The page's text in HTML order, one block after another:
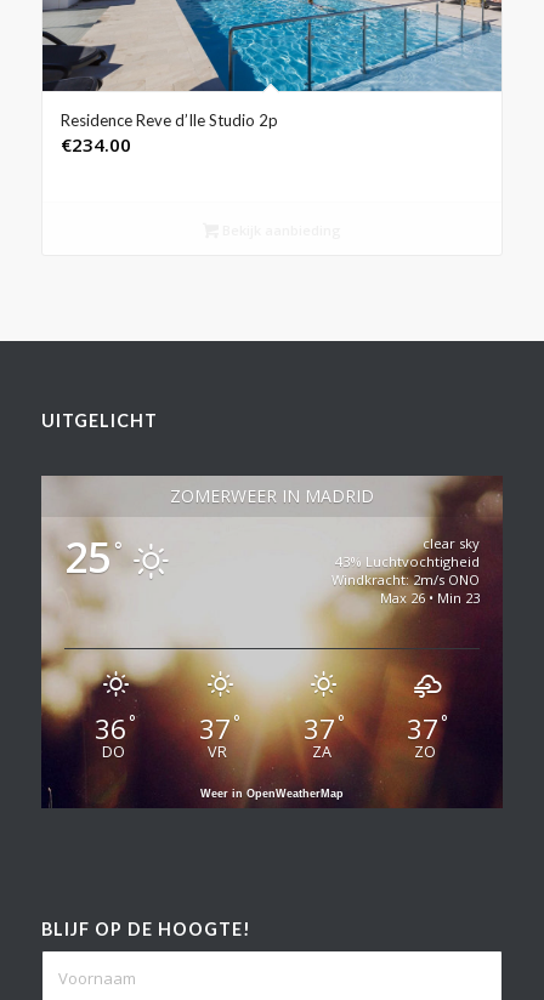
Residence Reve d’Ile Studio 2p
€234.00
UITGELICHT
ZOMERWEER IN MADRID
25°
clear sky
43% Luchtvochtigheid
Windkracht: 2m/s ONO
Max 26 • Min 23
36°
DO
37°
VR
37°
ZA
37°
ZO
Weer in OpenWeatherMap
BLIJF OP DE HOOGTE!